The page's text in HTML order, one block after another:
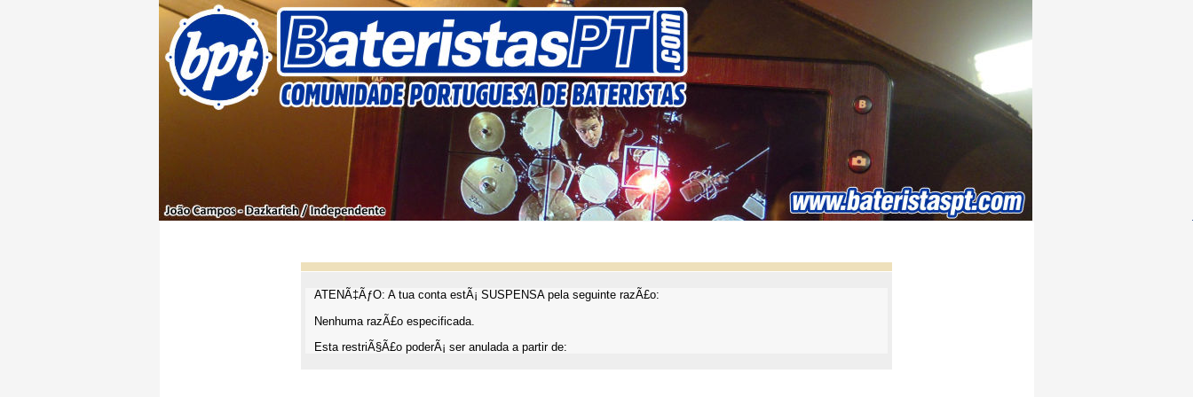
ATENÃ‡ÃƒO: A tua conta estÃ¡ SUSPENSA pela seguinte razÃ£o:
Nenhuma razÃ£o especificada.
Esta restriÃ§Ã£o poderÃ¡ ser anulada a partir de: